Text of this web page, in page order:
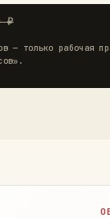
₽
— только рабочая